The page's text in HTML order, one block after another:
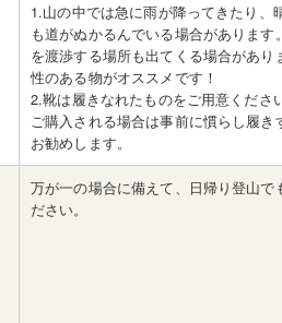
1.山の中では急に雨が降ってきたり、
も道がぬかるんでいる場合があります
を渡渉する場所も出てくる場合があり
性のある物がオススメです！
2.靴は履きなれたものをご用意くださ
ご購入される場合は事前に慣らし履き
お勧めします。
万が一の場合に備えて、日帰り登山で
ださい。